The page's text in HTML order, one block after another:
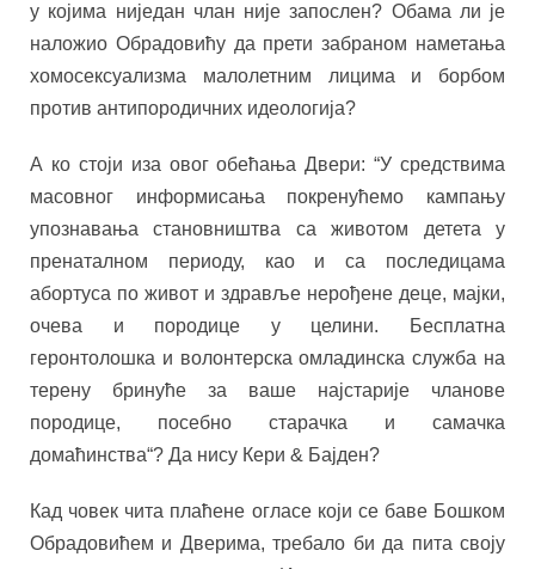
у којима ниједан члан није запослен? Обама ли је
наложио Обрадовићу да прети забраном наметања
хомосексуализма малолетним лицима и борбом
против антипородичних идеологија?
А ко стоји иза овог обећања Двери: “У средствима
масовног информисања покренућемо кампању
упознавања становништва са животом детета у
пренаталном периоду, као и са последицама
абортуса по живот и здравље нерођене деце, мајки,
очева и породице у целини. Бесплатна
геронтолошка и волонтерска омладинска служба на
терену бринуће за ваше најстарије чланове
породице, посебно старачка и самачка
домаћинства“? Да нису Кери & Бајден?
Кад човек чита плаћене огласе који се баве Бошком
Обрадовићем и Дверима, требало би да пита своју